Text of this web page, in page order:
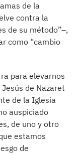
de la
contra la
de su método”–,
como “cambio
para elevarnos
de Nazaret
de la Iglesia
auspiciado
de uno y otro
estamos
de